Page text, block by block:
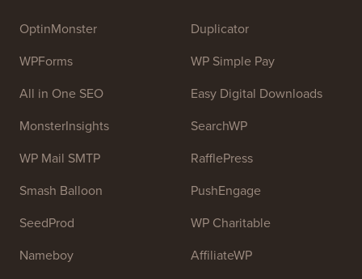
OptinMonster
WPForms
All in One SEO
MonsterInsights
WP Mail SMTP
Smash Balloon
SeedProd
Nameboy
Duplicator
WP Simple Pay
Easy Digital Downloads
SearchWP
RafflePress
PushEngage
WP Charitable
AffiliateWP